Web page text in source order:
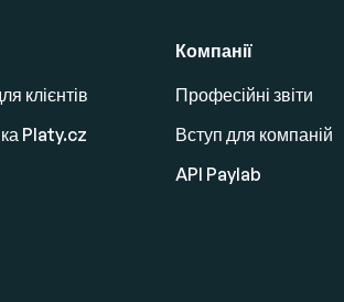
клієнтів
Platy.cz
Компанії
Професійні звіти
Вступ для компаній
API Paylab